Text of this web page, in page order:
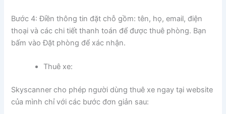
Bước 4: Điền thông tin đặt chỗ gồm: tên, họ, email, điện
thoại và các chi tiết thanh toán để được thuê phòng. Bạn
bấm vào Đặt phòng để xác nhận.
Thuê xe:
Skyscanner cho phép người dùng thuê xe ngay tại website
của mình chỉ với các bước đơn giản sau: